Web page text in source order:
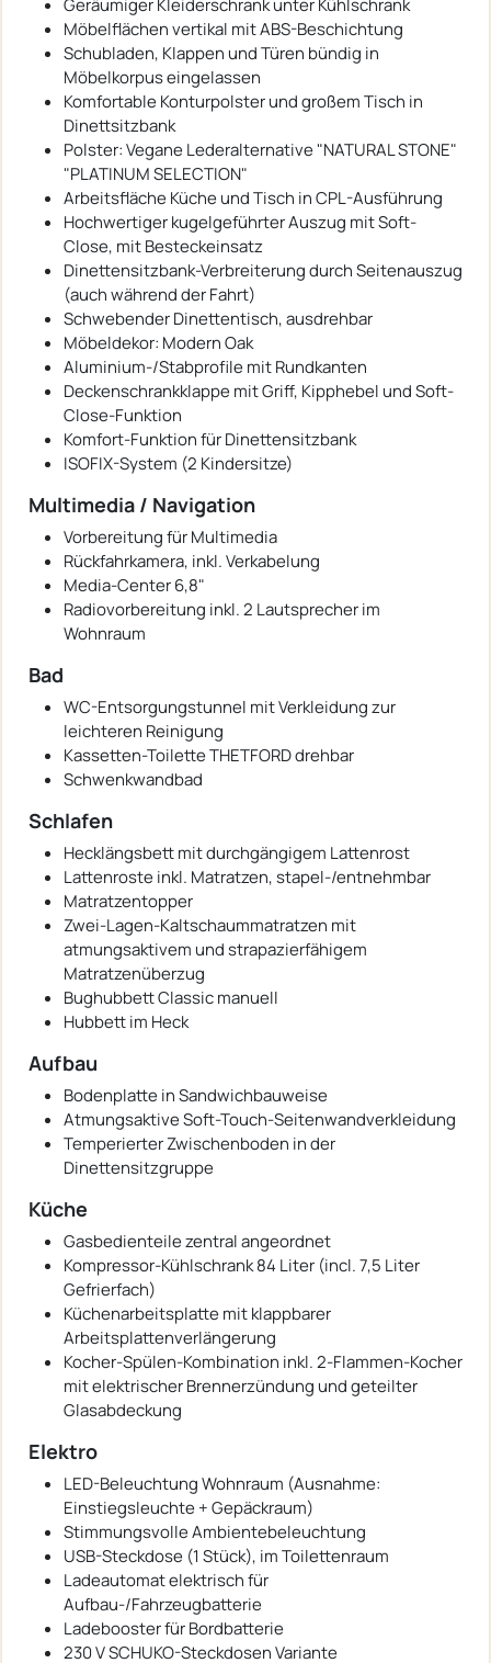
Möbelflächen vertikal mit ABS-Beschichtung
Schubladen, Klappen und Türen bündig in
Möbelkorpus eingelassen
Komfortable Konturpolster und großem Tisch in
Dinettsitzbank
Polster: Vegane Lederalternative "NATURAL STONE"
"PLATINUM SELECTION"
Arbeitsfläche Küche und Tisch in CPL-Ausführung
Hochwertiger kugelgeführter Auszug mit Soft-
Close, mit Besteckeinsatz
Dinettensitzbank-Verbreiterung durch Seitenauszug
(auch während der Fahrt)
Schwebender Dinettentisch, ausdrehbar
Möbeldekor: Modern Oak
Aluminium-/Stabprofile mit Rundkanten
Deckenschrankklappe mit Griff, Kipphebel und Soft-
Close-Funktion
Komfort-Funktion für Dinettensitzbank
ISOFIX-System (2 Kindersitze)
Multimedia / Navigation
Vorbereitung für Multimedia
Rückfahrkamera, inkl. Verkabelung
Media-Center 6,8"
Radiovorbereitung inkl. 2 Lautsprecher im
Wohnraum
Bad
WC-Entsorgungstunnel mit Verkleidung zur
leichteren Reinigung
Kassetten-Toilette THETFORD drehbar
Schwenkwandbad
Schlafen
Hecklängsbett mit durchgängigem Lattenrost
Lattenroste inkl. Matratzen, stapel-/entnehmbar
Matratzentopper
Zwei-Lagen-Kaltschaummatratzen mit
atmungsaktivem und strapazierfähigem
Matratzenüberzug
Bughubbett Classic manuell
Hubbett im Heck
Aufbau
Bodenplatte in Sandwichbauweise
Atmungsaktive Soft-Touch-Seitenwandverkleidung
Temperierter Zwischenboden in der
Dinettensitzgruppe
Küche
Gasbedienteile zentral angeordnet
Kompressor-Kühlschrank 84 Liter (incl. 7,5 Liter
Gefrierfach)
Küchenarbeitsplatte mit klappbarer
Arbeitsplattenverlängerung
Kocher-Spülen-Kombination inkl. 2-Flammen-Kocher
mit elektrischer Brennerzündung und geteilter
Glasabdeckung
Elektro
LED-Beleuchtung Wohnraum (Ausnahme:
Einstiegsleuchte + Gepäckraum)
Stimmungsvolle Ambientebeleuchtung
USB-Steckdose (1 Stück), im Toilettenraum
Ladeautomat elektrisch für
Aufbau-/Fahrzeugbatterie
Ladebooster für Bordbatterie
230 V SCHUKO-Steckdosen Variante